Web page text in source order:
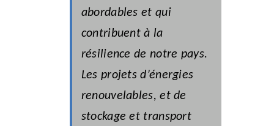
abordables et qui
contribuent à la
résilience de notre pays.
Les projets d’énergies
renouvelables, et de
stockage et transport